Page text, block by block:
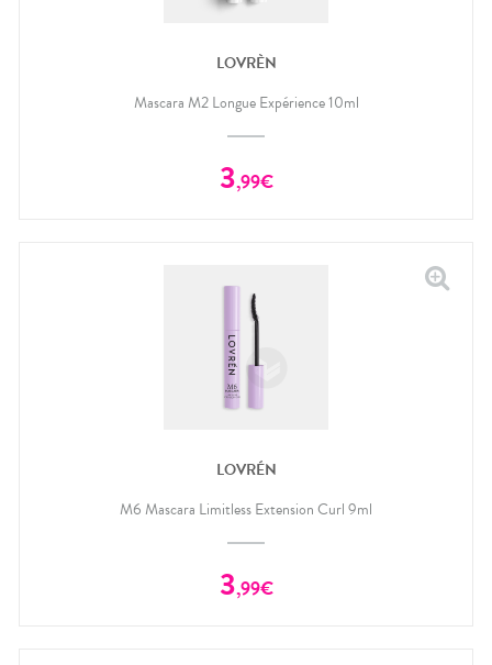
LOVRÈN
Mascara M2 Longue Expérience 10ml
3,99€
LOVRÉN
M6 Mascara Limitless Extension Curl 9ml
3,99€